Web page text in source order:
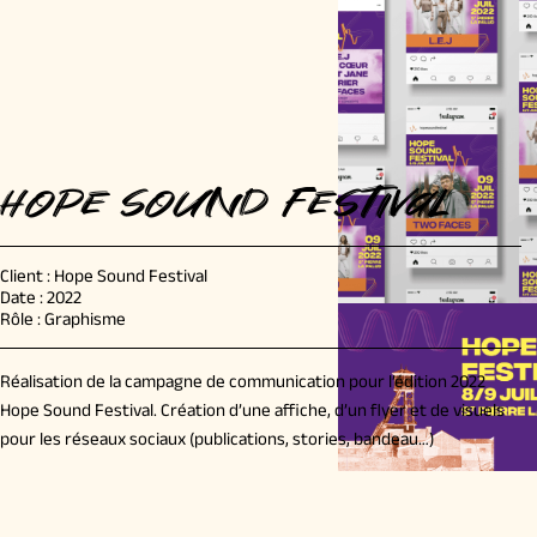
Hope Sound Festival
Client : Hope Sound Festival
Date : 2022
Rôle : Graphisme
Réalisation de la campagne de communication pour l’édition 2022
Hope Sound Festival. Création d’une affiche, d’un flyer et de visuels
pour les réseaux sociaux (publications, stories, bandeau…)